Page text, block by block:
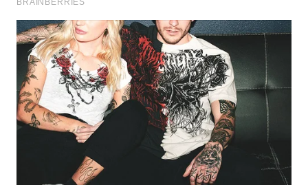
WN
PURWAKARTA
WN
PRIANGAN
TIMUR
SEMARANG